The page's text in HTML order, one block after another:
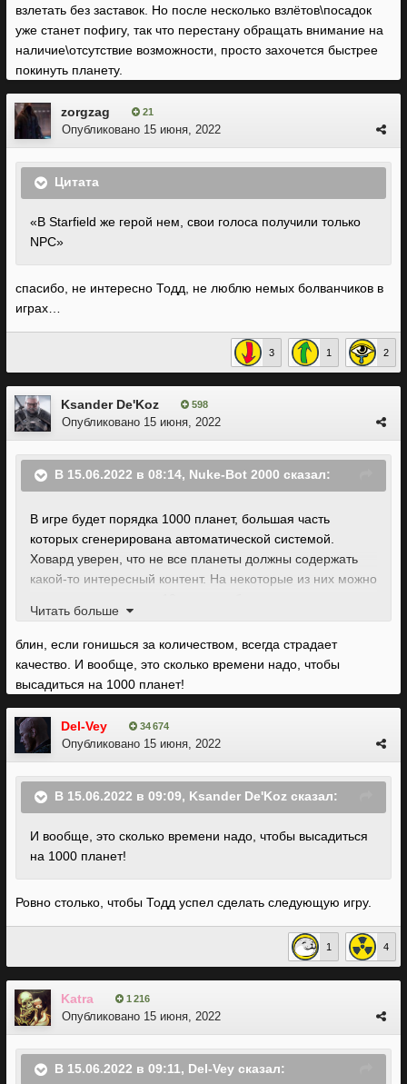
взлетать без заставок. Но после несколько взлётов\посадок
уже станет пофигу, так что перестану обращать внимание на
наличие\отсутствие возможности, просто захочется быстрее
покинуть планету.
zorgzag 21
Опубликовано 15 июня, 2022
Цитата
«В Starfield же герой нем, свои голоса получили только
NPC»
спасибо, не интересно Тодд, не люблю немых болванчиков в
играх…
3 1 2
Ksander De'Koz 598
Опубликовано 15 июня, 2022
В 15.06.2022 в 08:14, Nuke-Bot 2000 сказал:
В игре будет порядка 1000 планет, большая часть
которых сгенерирована автоматической системой.
Ховард уверен, что не все планеты должны содержать
какой-то интересный контент. На некоторые из них можно
улететь дальше — туда, где игроков ждёт квест. По
возможность сделать нечто подобное дарит ощущение
свободы. Он также отмечает, что на пустой планете
можно построить свою базу и заняться личными делами,
а то и просто полюбоваться закатом;
Читать больше
блин, если гонишься за количеством, всегда страдает
качество. И вообще, это сколько времени надо, чтобы
высадиться на 1000 планет!
Del-Vey 34 674
Опубликовано 15 июня, 2022
В 15.06.2022 в 09:09, Ksander De'Koz сказал:
И вообще, это сколько времени надо, чтобы высадиться
на 1000 планет!
Ровно столько, чтобы Тодд успел сделать следующую игру.
1 4
Katra 1 216
Опубликовано 15 июня, 2022
В 15.06.2022 в 09:11, Del-Vey сказал: